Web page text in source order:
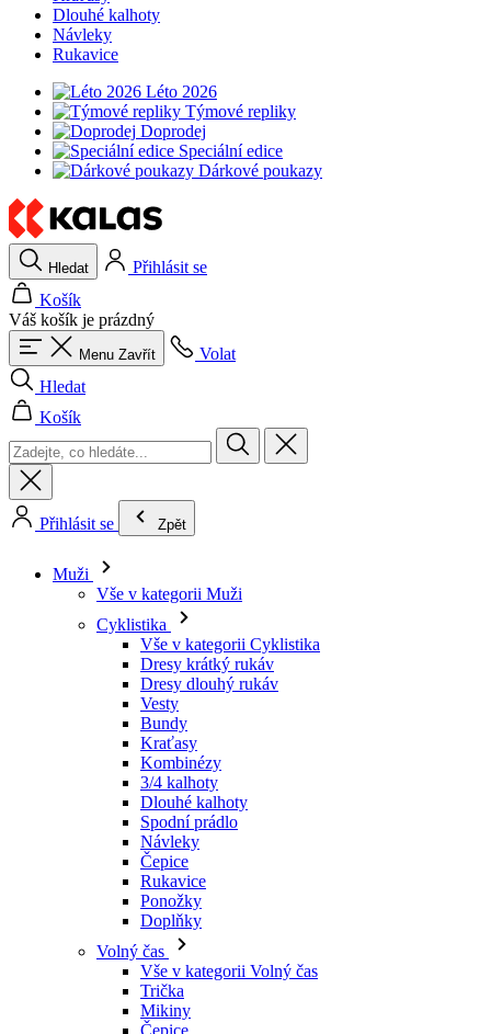
Dlouhé kalhoty
Návleky
Rukavice
Léto 2026
Týmové repliky
Doprodej
Speciální edice
Dárkové poukazy
Hledat
Přihlásit se
Košík
Váš košík je prázdný
Menu Zavřít
Volat
Hledat
Košík
Přihlásit se Zpět
Muži
Vše v kategorii Muži
Cyklistika
Vše v kategorii Cyklistika
Dresy krátký rukáv
Dresy dlouhý rukáv
Vesty
Bundy
Kraťasy
Kombinézy
3/4 kalhoty
Dlouhé kalhoty
Spodní prádlo
Návleky
Čepice
Rukavice
Ponožky
Doplňky
Volný čas
Vše v kategorii Volný čas
Trička
Mikiny
Čepice